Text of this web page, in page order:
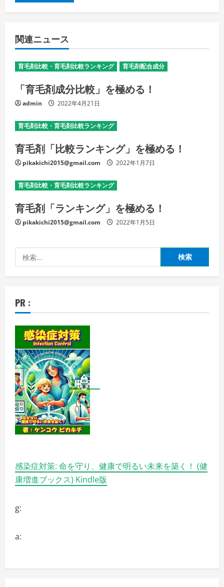
関連ニュース
育毛剤比較・育毛剤比較ランキング 育毛剤配合成分
「育毛剤成分比較」を極める！
admin 2022年4月21日
育毛剤比較・育毛剤比較ランキング
育毛剤「比較ランキング」を極める！
pikakichi2015@gmail.com 2022年1月7日
育毛剤比較・育毛剤比較ランキング
育毛剤「ランキング」を極める！
pikakichi2015@gmail.com 2022年1月5日
索:
PR :
感染症対策: 命を守り、健康で明るい未来を築く！ (健
康増進ブックス) Kindle版
g:
a: